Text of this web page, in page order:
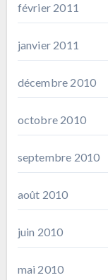
février 2011
janvier 2011
décembre 2010
octobre 2010
septembre 2010
août 2010
juin 2010
mai 2010